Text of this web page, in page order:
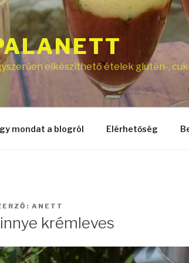
elkészíthető ételek glutén-,
mondat a blogról Elérhetőség
ANETT
krémleves